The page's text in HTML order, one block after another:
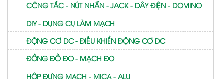
CÔNG TẮC - NÚT NHẤN - JACK - DÂY ĐIỆN - DOMINO
DIY - DỤNG CỤ LÀM MẠCH
ĐỘNG CƠ DC - ĐIỀU KHIỂN ĐỘNG CƠ DC
ĐỒNG ĐỒ ĐO - MẠCH ĐO
HỘP ĐỰNG MẠCH - MICA - ALU